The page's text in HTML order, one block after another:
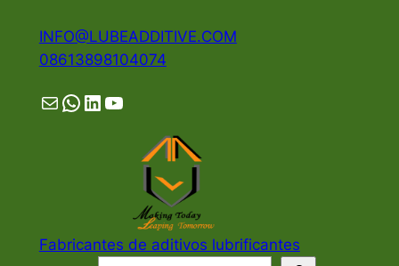
INFO@LUBEADDITIVE.COM
08613898104074
MailWhatsApp
LinkedIn
YouTube
Fabricantes de aditivos lubrificantes